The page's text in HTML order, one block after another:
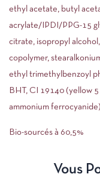
ethyl acetate, butyl
acrylate/IPDI/PPG-15
citrate, isopropyl
copolymer,
ethyl trimethylbenzoyl
BHT, CI 19140 (yellow
ammonium
Bio-sourcés à 60,5%
Vous